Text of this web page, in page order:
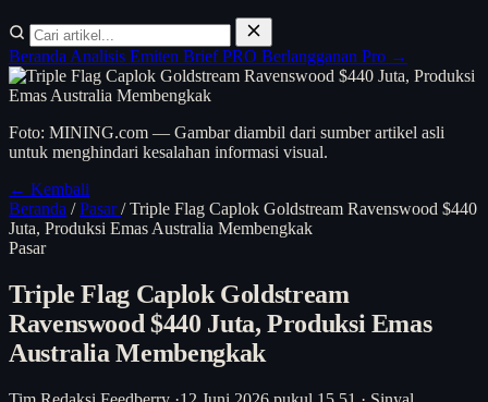
Beranda Analisis Emiten BriefPRO Berlangganan Pro →
Foto: MINING.com — Gambar diambil dari sumber artikel asli
untuk menghindari kesalahan informasi visual.
← Kembali
Beranda / Pasar/ Triple Flag Caplok Goldstream Ravenswood $440
Juta, Produksi Emas Australia Membengkak
Pasar
Triple Flag Caplok Goldstream
Ravenswood $440 Juta, Produksi Emas
Australia Membengkak